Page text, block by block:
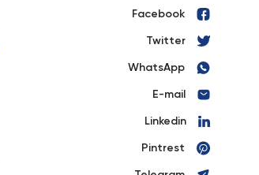
Facebook
Twitter
WhatsApp
E-mail
Linkedin
Pintrest